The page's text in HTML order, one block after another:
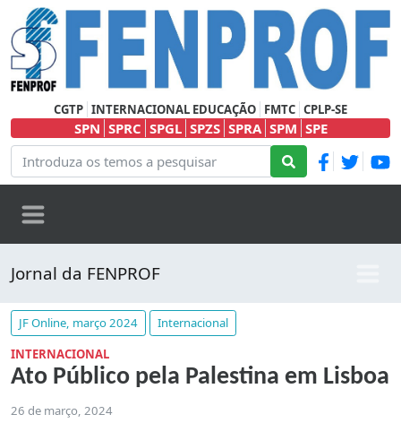
CGTP INTERNACIONAL EDUCAÇÃO FMTC CPLP-SE
SPN SPRC SPGL SPZS SPRA SPM SPE
Jornal da FENPROF
JF Online, março 2024
Internacional
INTERNACIONAL
Ato Público pela Palestina em Lisboa
26 de março, 2024